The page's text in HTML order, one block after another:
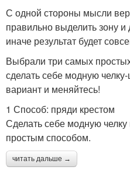
С одной стороны мысли
правильно выделить зону и
иначе результат будет
Выбрали три самых
сделать себе модную
вариант и меняйтесь!
1 Способ: пряди крестом
Сделать себе модную
простым способом.
читать дальше →